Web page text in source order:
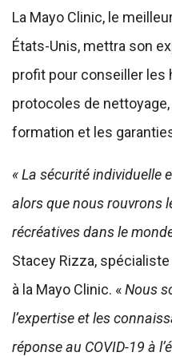
La Mayo Clinic, le
États-Unis, mettra son
profit pour conseiller les
protocoles de
formation et les
« La sécurité individuelle
alors que nous rouvrons
récréatives dans le
Stacey Rizza,
à la Mayo Clinic. «Nous
l’expertise et les
réponse au COVID-19 à